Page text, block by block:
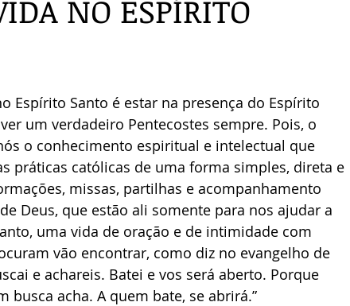
NO ESPÍRITO
um verdadeiro Pentecostes sempre. Pois, o
o conhecimento espiritual e intelectual que
práticas católicas de uma forma simples, direta e
missas, partilhas e acompanhamento
Deus, que estão ali somente para nos ajudar a
uma vida de oração e de intimidade com
vão encontrar, como diz no evangelho de
e achareis. Batei e vos será aberto. Porque
busca acha. A quem bate, se abrirá.”